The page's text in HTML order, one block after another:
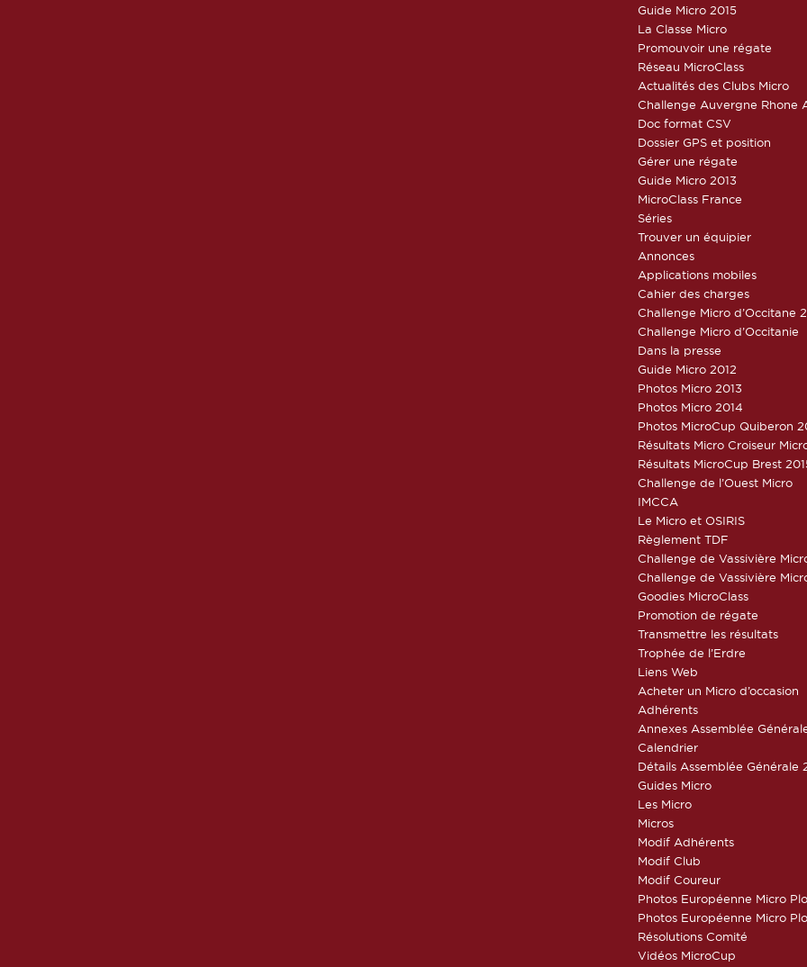
Guide Micro 2015
La Classe Micro
Promouvoir une régate
Réseau MicroClass
Actualités des Clubs Micro
Challenge Auvergne Rhone
Doc format CSV
Dossier GPS et position
Gérer une régate
Guide Micro 2013
MicroClass France
Séries
Trouver un équipier
Annonces
Applications mobiles
Cahier des charges
Challenge Micro d’Occitane
Challenge Micro d’Occitanie
Dans la presse
Guide Micro 2012
Photos Micro 2013
Photos Micro 2014
Photos MicroCup Quiberon
Résultats Micro Croiseur
Résultats MicroCup Brest
Challenge de l’Ouest Micro
IMCCA
Le Micro et OSIRIS
Règlement TDF
Challenge de Vassivière
Challenge de Vassivière
Goodies MicroClass
Promotion de régate
Transmettre les résultats
Trophée de l’Erdre
Liens Web
Acheter un Micro d’occasion
Adhérents
Annexes Assemblée
Calendrier
Détails Assemblée Générale
Guides Micro
Les Micro
Micros
Modif Adhérents
Modif Club
Modif Coureur
Photos Européenne Micro
Photos Européenne Micro
Résolutions Comité
Vidéos MicroCup